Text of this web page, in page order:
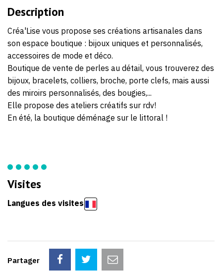
Description
Créa'Lise vous propose ses créations artisanales dans
son espace boutique : bijoux uniques et personnalisés,
accessoires de mode et déco.
Boutique de vente de perles au détail, vous trouverez des
bijoux, bracelets, colliers, broche, porte clefs, mais aussi
des miroirs personnalisés, des bougies,...
Elle propose des ateliers créatifs sur rdv!
En été, la boutique déménage sur le littoral !
Visites
Langues des visites
Partager